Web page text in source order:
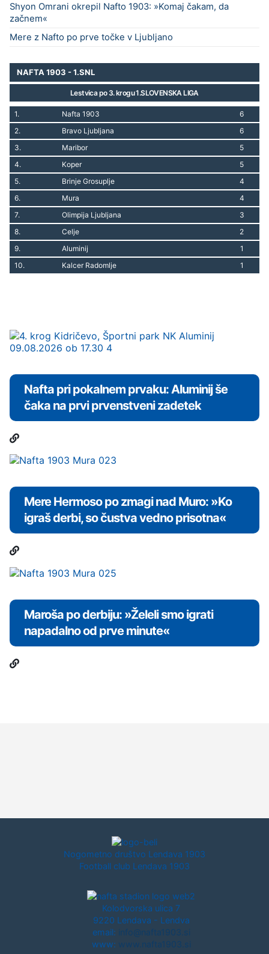
Shyon Omrani okrepil Nafto 1903: »Komaj čakam, da
začnem«
Mere z Nafto po prve točke v Ljubljano
NAFTA 1903 - 1.SNL
Lestvica po 3. krogu 1.SLOVENSKA LIGA
1. Nafta 1903
6
2.
Bravo Ljubljana
6
3.
Maribor
5
4.
Koper
5
5.
Brinje Grosuplje
4
6.
Mura
4
7.
Olimpija Ljubljana
3
8.
Celje
2
9.
Aluminij
1
10.
Kalcer Radomlje 1
Nafta pri pokalnem prvaku: Aluminij še
čaka na prvi prvenstveni zadetek
Mere Hermoso po zmagi nad Muro: »Ko
igraš derbi, so čustva vedno prisotna«
Maroša po derbiju: »Želeli smo igrati
napadalno od prve minute«
Nogometno društvo Lendava 1903
Football club Lendava 1903
Kolodvorska ulica 7
9220 Lendava - Lendva
email: info@nafta1903.si
www: www.nafta1903.si